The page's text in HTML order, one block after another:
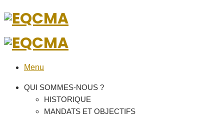
Menu
QUI SOMMES-NOUS ?
HISTORIQUE
MANDATS ET OBJECTIFS